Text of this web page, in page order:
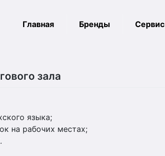
Главная Бренды Сервис
зала
языка;
на рабочих местах;